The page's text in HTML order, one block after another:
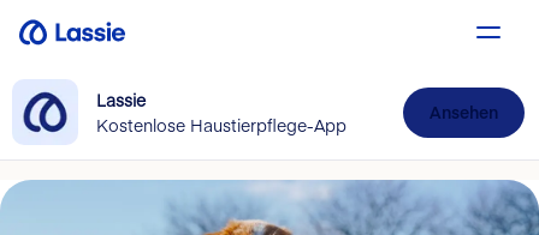
Lassie
Kostenlose Haustierpflege-App
Ansehen